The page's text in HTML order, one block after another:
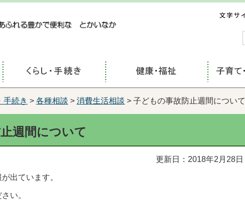
コンテンツにジャンプ
手続き > 各種相談 > 消費生活相談 > 子どもの事故防止週間について
週間について
更新日：2018年2月28日
出ています。
い。